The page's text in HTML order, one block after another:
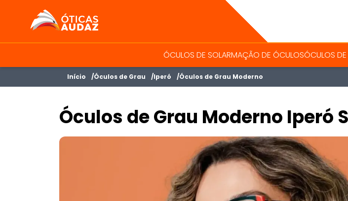
ÓTICAS AUDAZ
ÓCULOS DE SOLARMAÇÃO DE ÓCULOSÓCULOS
Início Óculos de Grau Iperó Óculos de Grau Moderno
Óculos de Grau Moderno Iperó